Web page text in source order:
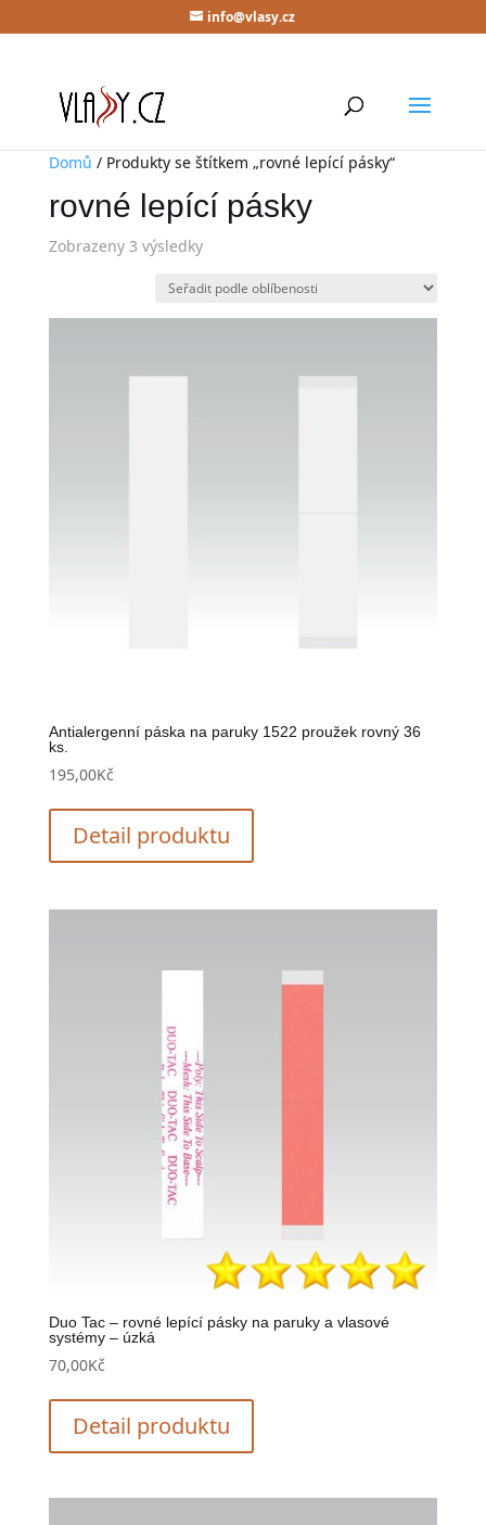
info@vlasy.cz
Domů / Produkty se štítkem „rovné lepící pásky“
rovné lepící pásky
Zobrazeny 3 výsledky
Antialergenní páska na paruky 1522 proužek rovný 36
ks.
195,00Kč
Detail produktu
Duo Tac – rovné lepící pásky na paruky a vlasové
systémy – úzká
70,00Kč
Detail produktu